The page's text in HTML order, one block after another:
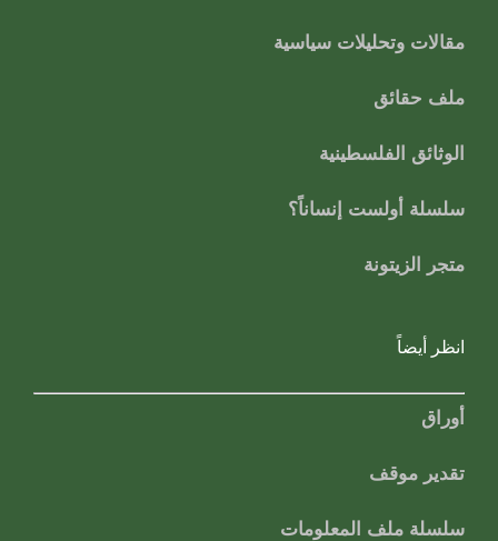
مقالات وتحليلات سياسية
ملف حقائق
الوثائق الفلسطينية
سلسلة أولست إنساناً؟
متجر الزيتونة
انظر أيضاً
أوراق
تقدير موقف
سلسلة ملف المعلومات